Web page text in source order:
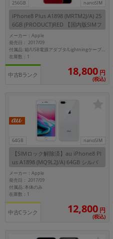
256GB nanoSIM
iPhone8 Plus A1898 (MRTM2J/A) 25
6GB (PRODUCT)RED 【国内版SIMフ
リー】
メーカー：Apple
発売日： 2017/09
付属品: 箱/USB電源アダプタ/Lightningケーブル/イヤホン(Lightningコネクタ)/Lightning-イヤホンジャックアダプタ/SIMカードツール/マニュアル
在庫数：1
中古Bランク 18,800 円
(税込)
64GB nanoSIM
【SIMロック解除済】au iPhone8 Pl
us A1898 (MQ9L2J/A) 64GB シルバ
ー
メーカー：Apple
発売日： 2017/09
付属品: 本体のみ
在庫数：1
中古Cランク 12,800 円
(税込)
円 ～
発売日
年
各項目のチェックボックスは「or検索」となります。
ただし機能別のみ「and検索」となります。